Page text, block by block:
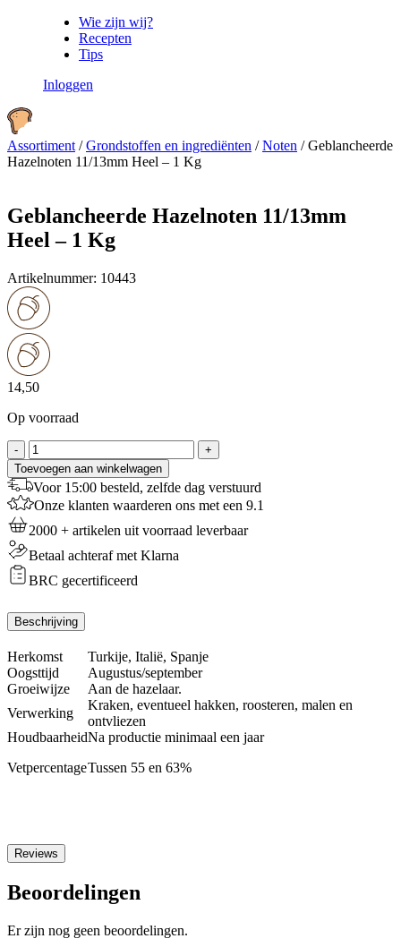
Wie zijn wij?
Recepten
Tips
Inloggen
Assortiment /Grondstoffen en ingrediënten /Noten /Geblancheerde
Hazelnoten 11/13mm Heel – 1 Kg
Geblancheerde Hazelnoten 11/13mm
Heel – 1 Kg
Artikelnummer: 10443
14,50
Op voorraad
-
Geblancheerde
Hazelnoten
11/13mm
Heel
-
1
aantal
+
Toevoegen aan winkelwagen
Voor 15:00 besteld, zelfde dag verstuurd
Onze klanten waarderen ons met een 9.1
2000 + artikelen uit voorraad leverbaar
Betaal achteraf met Klarna
BRC gecertificeerd
Beschrijving
Herkomst
Turkije, Italië, Spanje
Oogsttijd
Augustus/september
Groeiwijze
Aan de hazelaar.
Verwerking
Kraken, eventueel hakken, roosteren, malen en
ontvliezen
HoudbaarheidNa productie minimaal een jaar
VetpercentageTussen 55 en 63%
Reviews
Beoordelingen
Er zijn nog geen beoordelingen.